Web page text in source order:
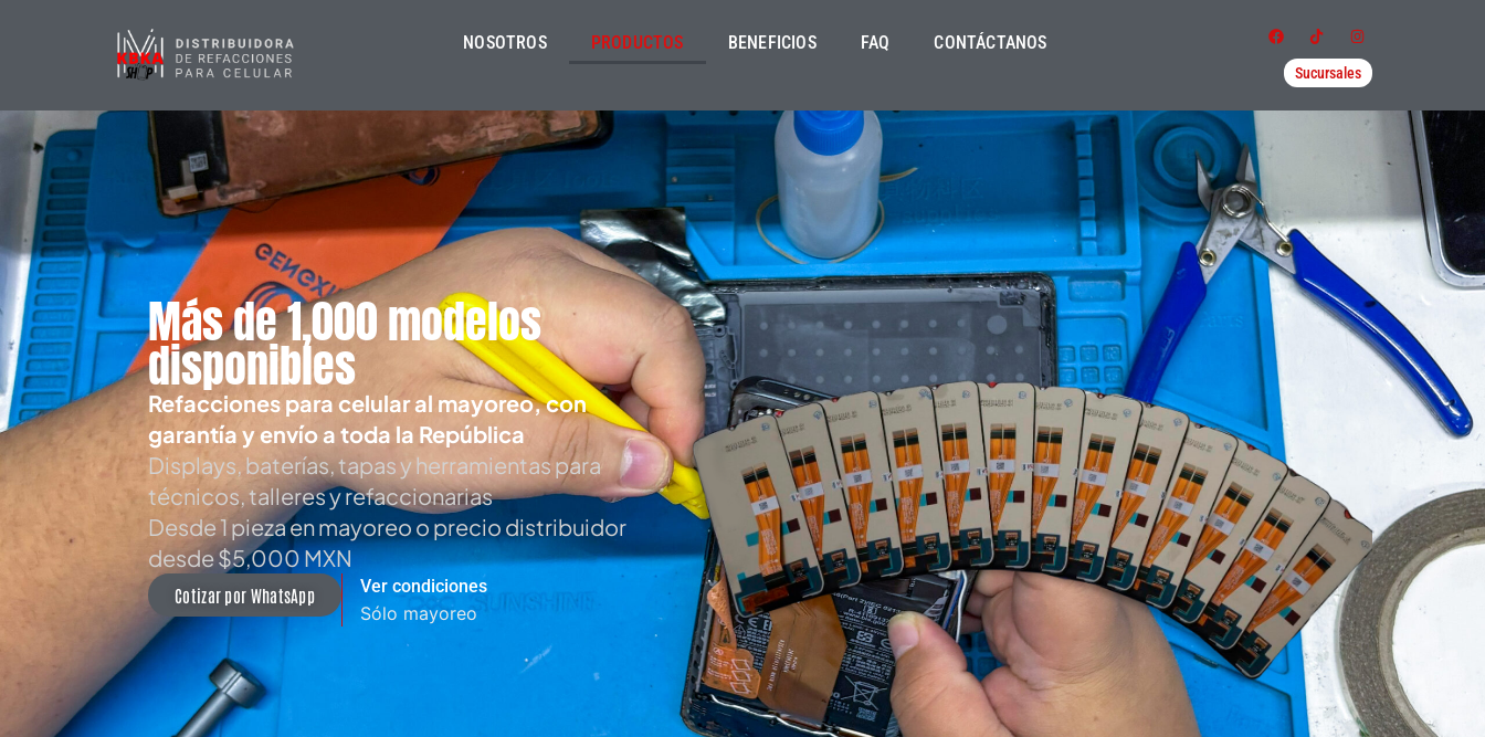
NOSOTROS PRODUCTOS BENEFICIOS FAQ CONTÁCTANOS
Sucursales
Más de 1,000 modelos
disponibles
Refacciones para celular al mayoreo, con
garantía y envío a toda la República
Displays, baterías, tapas y herramientas para
técnicos, talleres y refaccionarias
Desde 1 pieza en mayoreo o precio distribuidor
desde $5,000 MXN
Cotizar por WhatsApp Ver condiciones
Sólo mayoreo